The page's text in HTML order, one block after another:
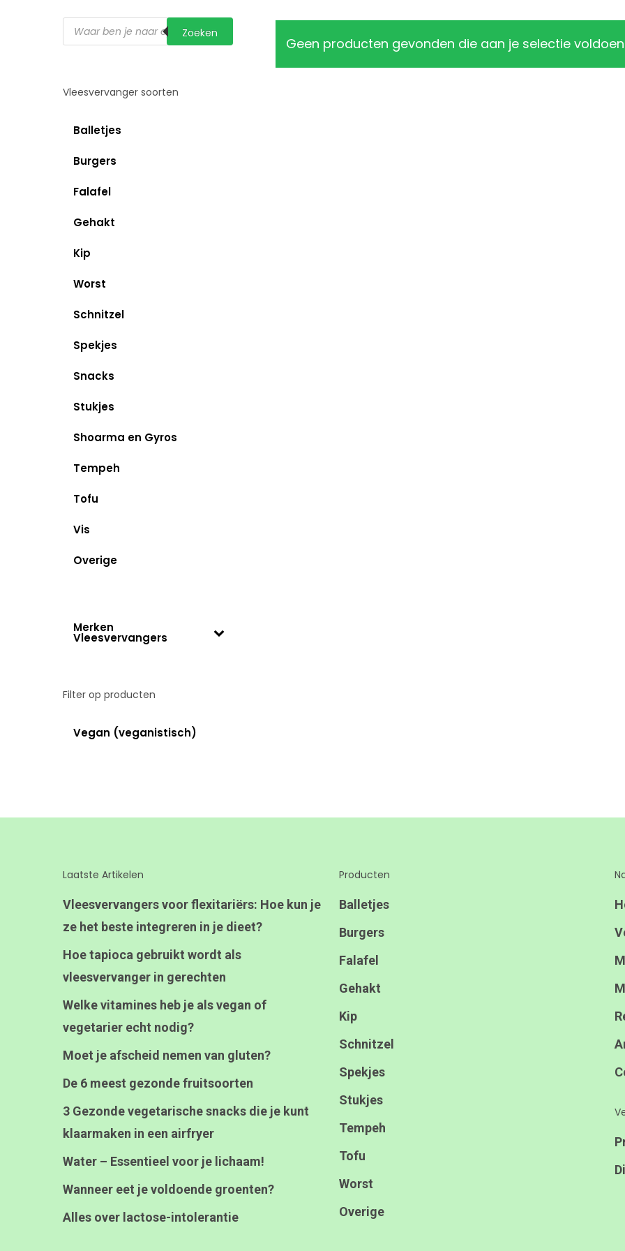
Producten
zoeken
Zoeken
Vleesvervanger soorten
Balletjes
Burgers
Falafel
Gehakt
Kip
Worst
Schnitzel
Spekjes
Snacks
Stukjes
Shoarma en Gyros
Tempeh
Tofu
Vis
Overige
Merken
Vleesvervangers
Filter op producten
Vegan (veganistisch)
Geen producten gevonden die aan je selectie
Laatste Artikelen
Vleesvervangers voor flexitariërs: Hoe kun je
ze het beste integreren in je dieet?
Hoe tapioca gebruikt wordt als
vleesvervanger in gerechten
Welke vitamines heb je als vegan of
vegetarier echt nodig?
Moet je afscheid nemen van gluten?
De 6 meest gezonde fruitsoorten
3 Gezonde vegetarische snacks die je kunt
klaarmaken in een airfryer
Water – Essentieel voor je lichaam!
Wanneer eet je voldoende groenten?
Alles over lactose-intolerantie
Producten
Balletjes
Burgers
Falafel
Gehakt
Kip
Schnitzel
Spekjes
Stukjes
Tempeh
Tofu
Worst
Overige